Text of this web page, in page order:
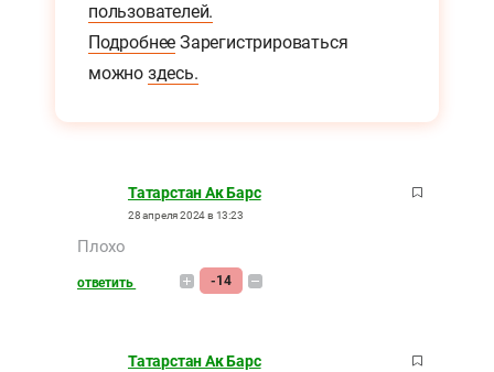
пользователей.
Подробнее Зарегистрироваться
можно здесь.
Татарстан Ак Барс
28 апреля 2024 в 13:23
Плохо
ответить -14
Татарстан Ак Барс